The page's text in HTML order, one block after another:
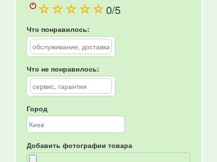
(
(
(
(
(
0/5
Что понравилось:
Что не понравилось:
Город
Добавить фотографии товара